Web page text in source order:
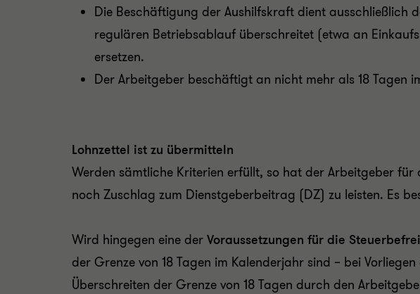
Die Beschäftigung der Aushilfskraft dient ausschließlich
regulären Betriebsablauf überschreitet (etwa an
ersetzen.
Der Arbeitgeber beschäftigt an nicht mehr als 18 Tagen
Lohnzettel ist zu übermitteln
Werden sämtliche Kriterien erfüllt, so hat der Arbeitgeber für
noch Zuschlag zum Dienstgeberbeitrag (DZ) zu leisten. Es
Wird hingegen eine der Voraussetzungen für die
der Grenze von 18 Tagen im Kalenderjahr sind – bei
Überschreiten der Grenze von 18 Tagen durch den